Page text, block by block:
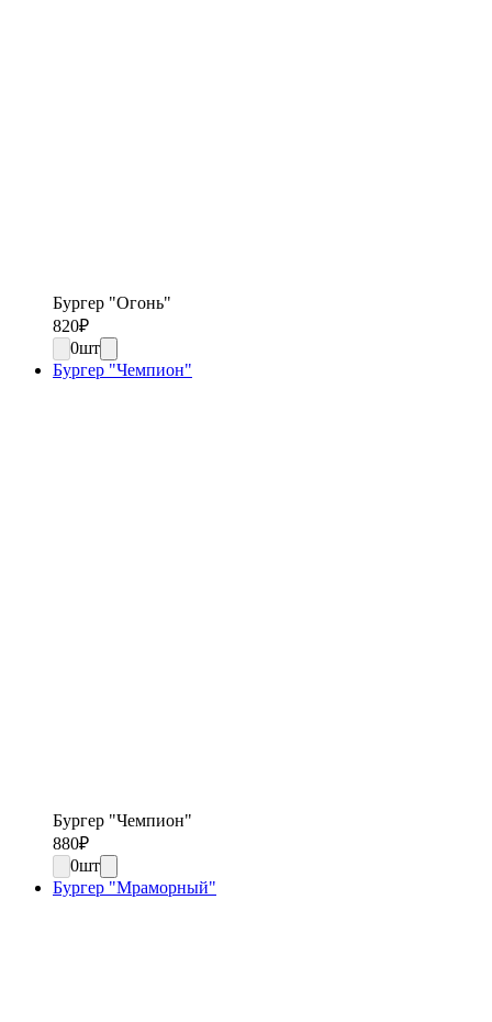
Бургер "Огонь"
820₽
0шт
Бургер "Чемпион"
Бургер "Чемпион"
880₽
0шт
Бургер "Мраморный"